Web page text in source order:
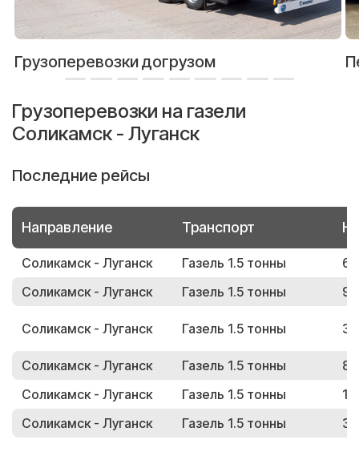
Грузоперевозки догрузом
Грузоперевозки на газели
Соликамск - Луганск
Последние рейсы
Направление Транспорт
Соликамск - Луганск Газель 1.5 тонны
Соликамск - Луганск
Газель 1.5 тонны
Соликамск - Луганск Газель 1.5 тонны
Соликамск - Луганск Газель 1.5 тонны
Соликамск - Луганск
Газель 1.5 тонны
Соликамск - Луганск
Газель 1.5 тонны